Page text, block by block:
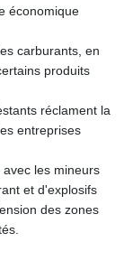
économique
carburants, en
produits
réclament la
entreprises
les mineurs
et d'explosifs
des zones